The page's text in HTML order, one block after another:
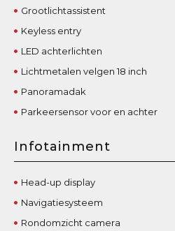
Grootlichtassistent
Keyless entry
LED achterlichten
Lichtmetalen velgen 18 inch
Panoramadak
Parkeersensor voor en achter
Infotainment
Head-up display
Navigatiesysteem
Rondomzicht camera